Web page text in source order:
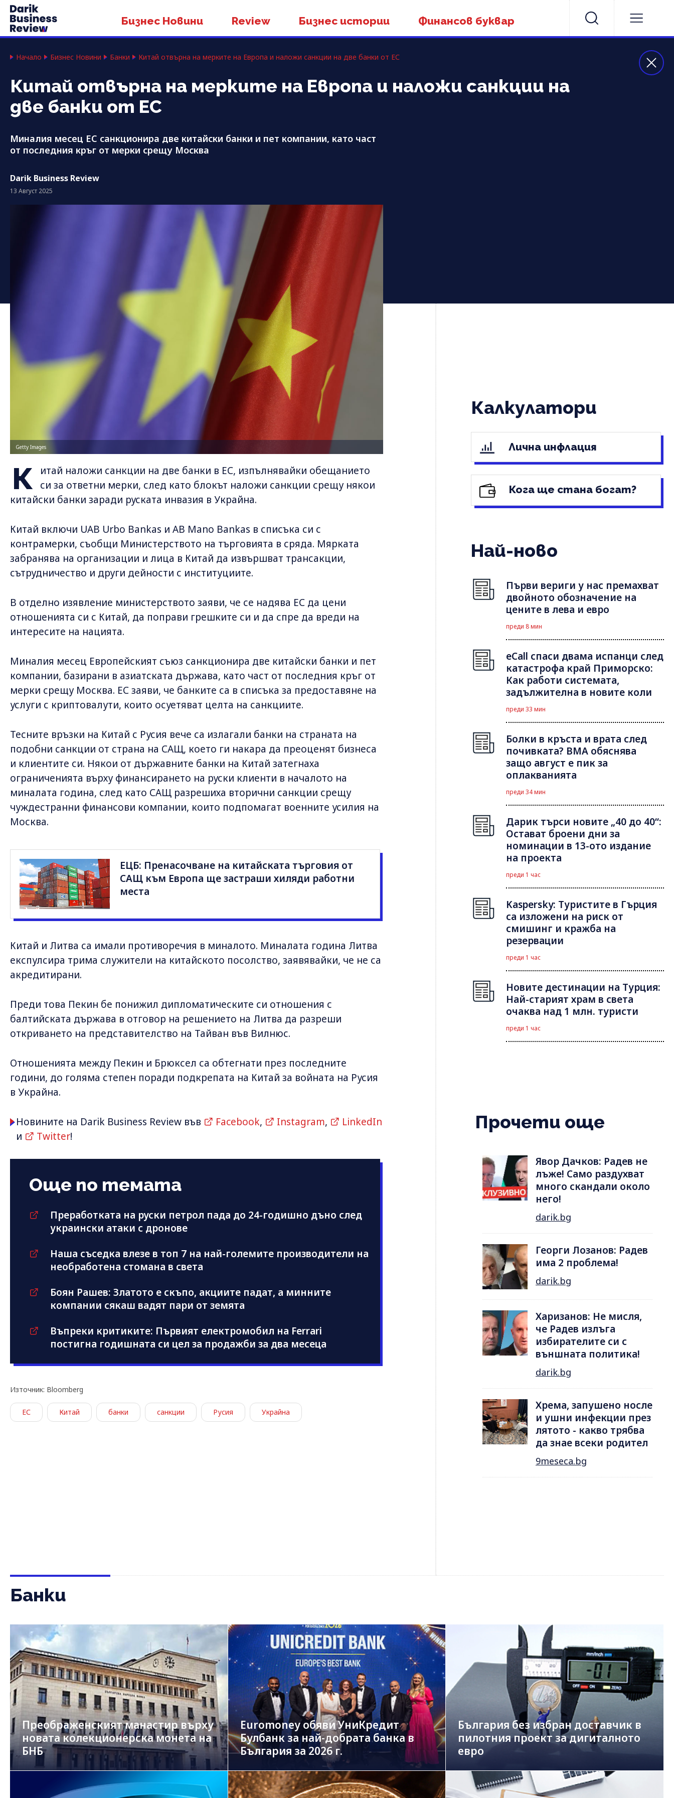
Бизнес Новини Review Бизнес истории Финансов буквар
Начало Бизнес Новини Банки Китай отвърна на мерките на Европа и наложи санкции на две банки от ЕС
Китай отвърна на мерките на Европа и наложи санкции на
две банки от ЕС
Миналия месец ЕС санкционира две китайски банки и пет компании, като част
от последния кръг от мерки срещу Москва
Darik Business Review
13 Август 2025
Getty Images
К
итай наложи санкции на две банки в ЕС, изпълнявайки обещанието
си за ответни мерки, след като блокът наложи санкции срещу някои
китайски банки заради руската инвазия в Украйна.
Китай включи UAB Urbo Bankas и AB Mano Bankas в списъка си с
контрамерки, съобщи Министерството на търговията в сряда. Мярката
забранява на организации и лица в Китай да извършват трансакции,
сътрудничество и други дейности с институциите.
В отделно изявление министерството заяви, че се надява ЕС да цени
отношенията си с Китай, да поправи грешките си и да спре да вреди на
интересите на нацията.
Миналия месец Европейският съюз санкционира две китайски банки и пет
компании, базирани в азиатската държава, като част от последния кръг от
мерки срещу Москва. ЕС заяви, че банките са в списъка за предоставяне на
услуги с криптовалути, които осуетяват целта на санкциите.
Тесните връзки на Китай с Русия вече са излагали банки на страната на
подобни санкции от страна на САЩ, което ги накара да преоценят бизнеса
и клиентите си. Някои от държавните банки на Китай затегнаха
ограниченията върху финансирането на руски клиенти в началото на
миналата година, след като САЩ разрешиха вторични санкции срещу
чуждестранни финансови компании, които подпомагат военните усилия на
Москва.
ЕЦБ: Пренасочване на китайската търговия от
САЩ към Европа ще застраши хиляди работни
места
Китай и Литва са имали противоречия в миналото. Миналата година Литва
експулсира трима служители на китайското посолство, заявявайки, че не са
акредитирани.
Преди това Пекин бе понижил дипломатическите си отношения с
балтийската държава в отговор на решението на Литва да разреши
откриването на представителство на Тайван във Вилнюс.
Отношенията между Пекин и Брюксел са обтегнати през последните
години, до голяма степен поради подкрепата на Китай за войната на Русия
в Украйна.
Новините на Darik Business Review във Facebook, Instagram,
LinkedIn
и
Twitter!
Още по темата
Преработката на руски петрол пада до 24-годишно дъно след
украински атаки с дронове
Наша съседка влезе в топ 7 на най-големите производители на
необработена стомана в света
Боян Рашев: Златото е скъпо, акциите падат, а минните
компании сякаш вадят пари от земята
Въпреки критиките: Първият електромобил на Ferrari
постигна годишната си цел за продажби за два месеца
Източник: Bloomberg
ЕС Китай банки санкции Русия Украйна
Калкулатори
Лична инфлация
Кога ще стана богат?
Най-ново
Първи вериги у нас премахват
двойното обозначение на
цените в лева и евро
преди 8 мин
eCall спаси двама испанци след
катастрофа край Приморско:
Как работи системата,
задължителна в новите коли
преди 33 мин
Болки в кръста и врата след
почивката? ВМА обяснява
защо август е пик за
оплакванията
преди 34 мин
Дарик търси новите „40 до 40“:
Остават броени дни за
номинации в 13-ото издание
на проекта
преди 1 час
Kaspersky: Туристите в Гърция
са изложени на риск от
смишинг и кражба на
резервации
преди 1 час
Новите дестинации на Турция:
Най-старият храм в света
очаква над 1 млн. туристи
преди 1 час
Прочети още
Явор Дачков: Радев не
лъже! Само раздухват
много скандали около
него!
darik.bg
Георги Лозанов: Радев
има 2 проблема!
darik.bg
Харизанов: Не мисля,
че Радев излъга
избирателите си с
външната политика!
darik.bg
Хрема, запушено носле
и ушни инфекции през
лятотo - какво трябва
да знае всеки родител
9meseca.bg
Банки
Преображенският манастир върху
новата колекционерска монета на
БНБ
Euromoney обяви УниКредит
Булбанк за най-добрата банка в
България за 2026 г.
България без избран доставчик в
пилотния проект за дигиталното
евро